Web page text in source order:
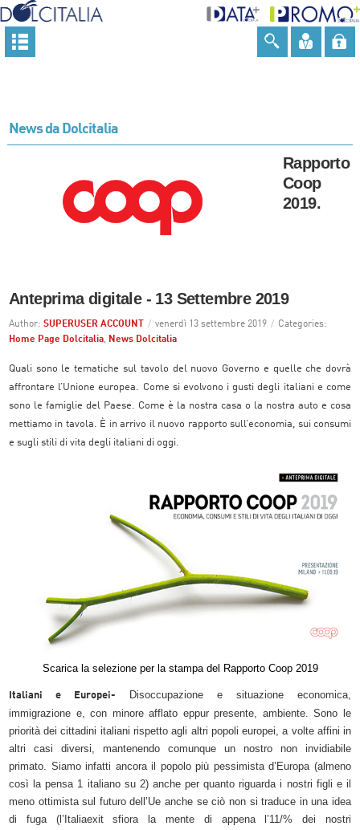
News da Dolcitalia
Rapporto
Coop
2019.
Anteprima digitale - 13 Settembre 2019
Author: SUPERUSER ACCOUNT / venerdì 13 settembre 2019 / Categories:
Home Page Dolcitalia, News Dolcitalia
Quali sono le tematiche sul tavolo del nuovo Governo e quelle che dovrà
affrontare l’Unione europea. Come si evolvono i gusti degli italiani e come
sono le famiglie del Paese. Come è la nostra casa o la nostra auto e cosa
mettiamo in tavola. È in arrivo il nuovo rapporto sull’economia, sui consumi
e sugli stili di vita degli italiani di oggi.
Scarica la selezione per la stampa del Rapporto Coop 2019
Italiani e Europei-
Disoccupazione e situazione economica,
immigrazione e, con minore afflato eppur presente, ambiente. Sono le
priorità dei cittadini italiani rispetto agli altri popoli europei, a volte affini in
altri casi diversi, mantenendo comunque un nostro non invidiabile
primato. Siamo infatti ancora il popolo più pessimista d’Europa (almeno
così la pensa 1 italiano su 2) anche per quanto riguarda i nostri figli e il
meno ottimista sul futuro dell’Ue anche se ciò non si traduce in una idea
di fuga (l’Italiaexit sfiora la mente di appena l’11/% dei nostri